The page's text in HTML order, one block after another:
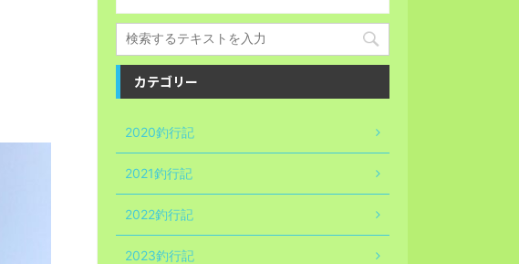
カテゴリー
2020釣行記
2021釣行記
2022釣行記
2023釣行記